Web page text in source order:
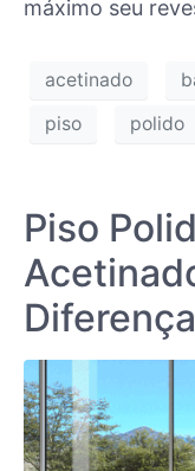
máximo seu
acetinado
piso
polido
Piso